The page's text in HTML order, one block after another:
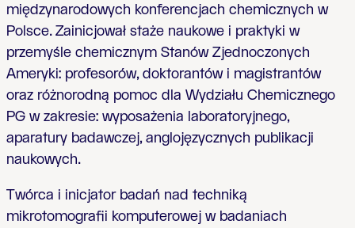
międzynarodowych konferencjach chemicznych w
Polsce. Zainicjował staże naukowe i praktyki w
przemyśle chemicznym Stanów Zjednoczonych
Ameryki: profesorów, doktorantów i magistrantów
oraz różnorodną pomoc dla Wydziału Chemicznego
PG w zakresie: wyposażenia laboratoryjnego,
aparatury badawczej, anglojęzycznych publikacji
naukowych.
Twórca i inicjator badań nad techniką
mikrotomografii komputerowej w badaniach